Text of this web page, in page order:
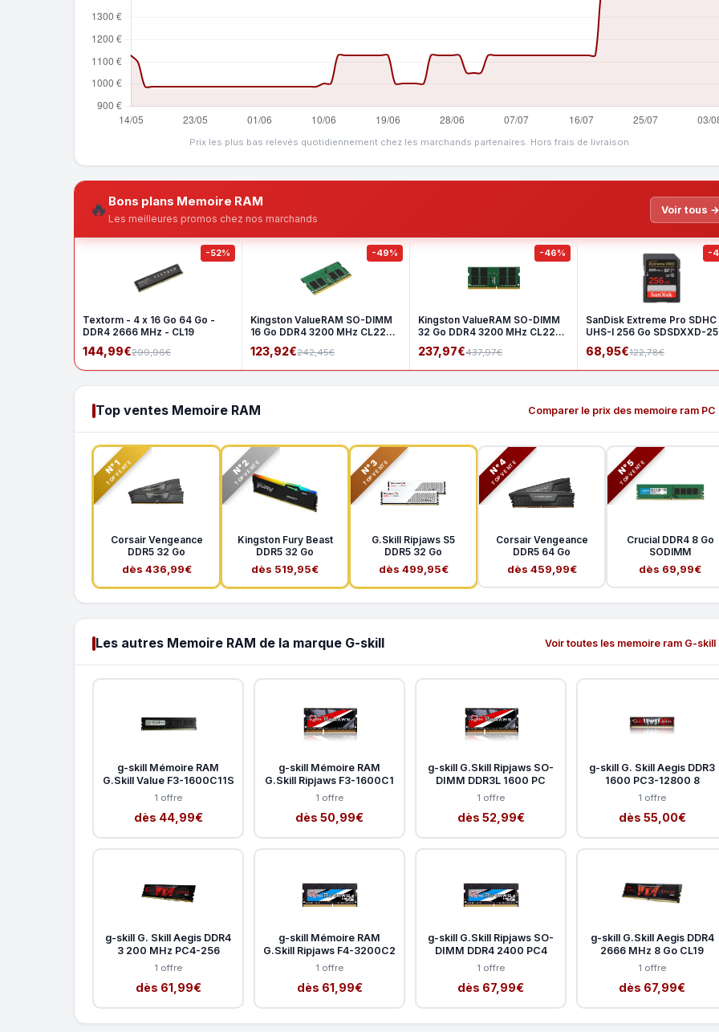
Prix les plus bas relevés quotidiennement chez les marchands partenaires. Hors frais de livraison.
🔥 Bons plans Memoire RAM
Les meilleures promos chez nos marchands
Voir tous →
-52%
Textorm - 4 x 16 Go 64 Go -
DDR4 2666 MHz - CL19
144,99€299,96€
-49%
Kingston ValueRAM SO-DIMM
16 Go DDR4 3200 MHz CL22
1Rx8
123,92€242,45€
-46%
Kingston ValueRAM SO-DIMM
32 Go DDR4 3200 MHz CL22
2Rx8
237,97€437,97€
-
SanDisk Extreme Pro SDHC
UHS-I 256 Go SDSDXXD-
GN4I
68,95€122,78€
Top ventes Memoire RAM Comparer le prix des memoire ram
N°1
TOP VENTE
Corsair Vengeance
DDR5 32 Go
dès 436,99€
N°2
TOP VENTE
Kingston Fury Beast
DDR5 32 Go
dès 519,95€
N°3
TOP VENTE
G.Skill Ripjaws S5
DDR5 32 Go
dès 499,95€
N°4
TOP VENTE
Corsair Vengeance
DDR5 64 Go
dès 459,99€
N°5
TOP VENTE
Crucial DDR4 8 Go
SODIMM
dès 69,99€
Les autres Memoire RAM de la marque G-skill Voir toutes les memoire ram G-
g-skill Mémoire RAM
G.Skill Value F3-1600C11S
1 offre
dès 44,99€
g-skill Mémoire RAM
G.Skill Ripjaws F3-1600C1
1 offre
dès 50,99€
g-skill G.Skill Ripjaws SO-
DIMM DDR3L 1600 PC
1 offre
dès 52,99€
g-skill G. Skill Aegis DDR3
1600 PC3-12800 8
1 offre
dès 55,00€
g-skill G. Skill Aegis DDR4
3 200 MHz PC4-256
1 offre
dès 61,99€
g-skill Mémoire RAM
G.Skill Ripjaws F4-3200C2
1 offre
dès 61,99€
g-skill G.Skill Ripjaws SO-
DIMM DDR4 2400 PC4
1 offre
dès 67,99€
g-skill G.Skill Aegis DDR4
2666 MHz 8 Go CL19
1 offre
dès 67,99€